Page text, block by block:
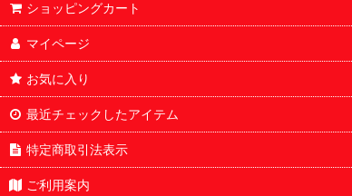
ショッピングカート
マイページ
お気に入り
最近チェックしたアイテム
特定商取引法表示
ご利用案内